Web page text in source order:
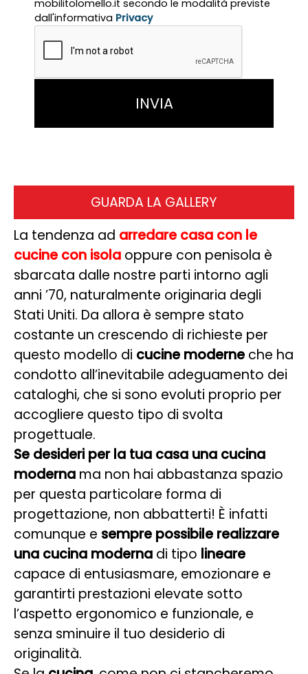
mobilitolomello.it secondo le modalità previste
dall'informativa Privacy
GUARDA LA GALLERY
La tendenza ad arredare casa con le
cucine con isola oppure con penisola è
sbarcata dalle nostre parti intorno agli
anni ’70, naturalmente originaria degli
Stati Uniti. Da allora è sempre stato
costante un crescendo di richieste per
questo modello di cucine moderne che ha
condotto all’inevitabile adeguamento dei
cataloghi, che si sono evoluti proprio per
accogliere questo tipo di svolta
progettuale.
Se desideri per la tua casa una cucina
moderna ma non hai abbastanza spazio
per questa particolare forma di
progettazione, non abbatterti! È infatti
comunque e sempre possibile realizzare
una cucina moderna di tipo lineare
capace di entusiasmare, emozionare e
garantirti prestazioni elevate sotto
l’aspetto ergonomico e funzionale, e
senza sminuire il tuo desiderio di
originalità.